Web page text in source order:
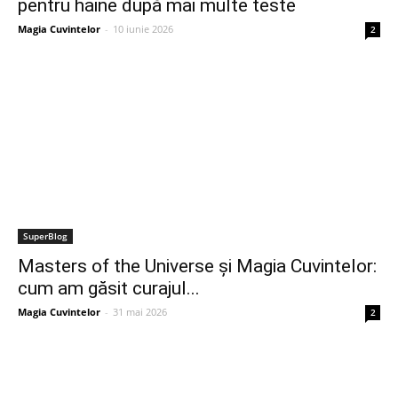
pentru haine după mai multe teste
Magia Cuvintelor - 10 iunie 2026 2
SuperBlog
Masters of the Universe și Magia Cuvintelor:
cum am găsit curajul...
Magia Cuvintelor - 31 mai 2026 2